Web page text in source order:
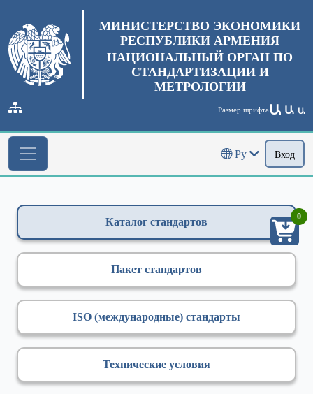
МИНИСТЕРСТВО ЭКОНОМИКИ
РЕСПУБЛИКИ АРМЕНИЯ
НАЦИОНАЛЬНЫЙ ОРГАН ПО
СТАНДАРТИЗАЦИИ И
МЕТРОЛОГИИ
Размер шрифтаԱ Ա Ա
Ру Вход
Каталог стандартов
Пакет стандартов
ISO (международные) стандарты
Технические условия
0